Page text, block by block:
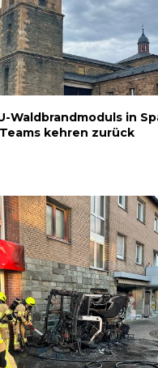
Waldbrandmoduls in
kehren zurück